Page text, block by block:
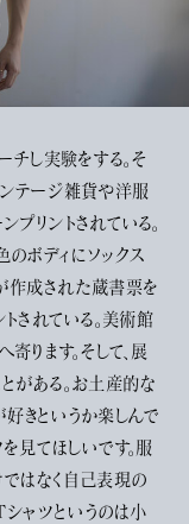
し実験をする。そ
テージ雑貨や洋服
プリントされている。
ボディにソックス
成された蔵書票を
されている。美術館
ります。そして、展
がある。お土産的な
きというか楽しんで
見てほしいです。服
はなく自己表現の
シャツというのは小